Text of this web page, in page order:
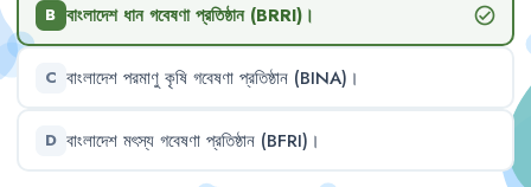
B বাংলাদেশ ধান গবেষণা প্রতিষ্ঠান (BRRI)। check_circle
C বাংলাদেশ পরমাণু কৃষি গবেষণা প্রতিষ্ঠান (BINA) ।
D বাংলাদেশ মৎস্য গবেষণা প্রতিষ্ঠান (BFRI) ।